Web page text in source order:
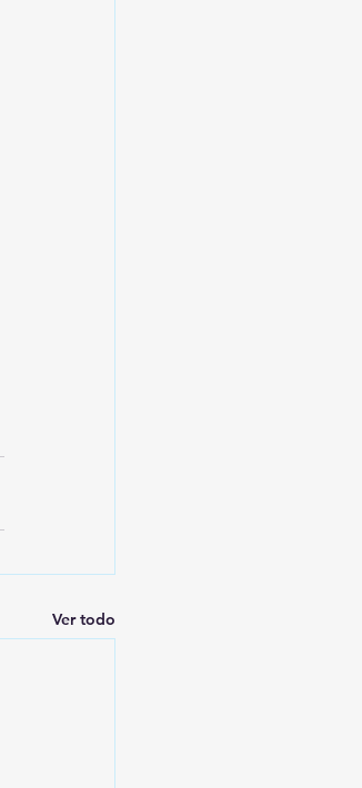
Ver todo